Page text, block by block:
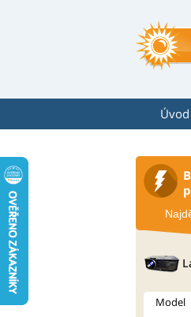
Úvod
Model